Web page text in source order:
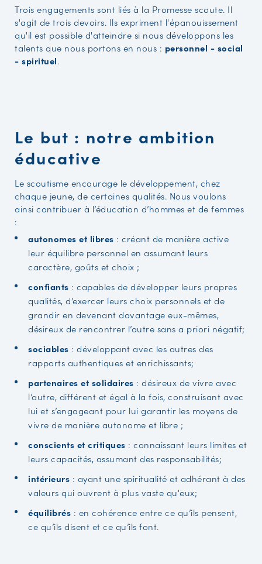
Trois engagements sont liés à la Promesse scoute. Il
s'agit de trois devoirs. Ils expriment l'épanouissement
qu'il est possible d'atteindre si nous développons les
talents que nous portons en nous : personnel - social
- spirituel.
Le but : notre ambition
éducative
Le scoutisme encourage le développement, chez
chaque jeune, de certaines qualités. Nous voulons
ainsi contribuer à l’éducation d’hommes et de femmes
:
autonomes et libres : créant de manière active
leur équilibre personnel en assumant leurs
caractère, goûts et choix ;
confiants : capables de développer leurs propres
qualités, d’exercer leurs choix personnels et de
grandir en devenant davantage eux-mêmes,
désireux de rencontrer l’autre sans a priori négatif;
sociables : développant avec les autres des
rapports authentiques et enrichissants;
partenaires et solidaires : désireux de vivre avec
l’autre, différent et égal à la fois, construisant avec
lui et s’engageant pour lui garantir les moyens de
vivre de manière autonome et libre ;
conscients et critiques : connaissant leurs limites et
leurs capacités, assumant des responsabilités;
intérieurs : ayant une spiritualité et adhérant à des
valeurs qui ouvrent à plus vaste qu'eux;
équilibrés : en cohérence entre ce qu’ils pensent,
ce qu’ils disent et ce qu’ils font.